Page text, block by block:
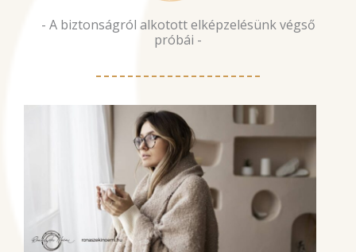
- A biztonságról alkotott elképzelésünk végső
próbái -